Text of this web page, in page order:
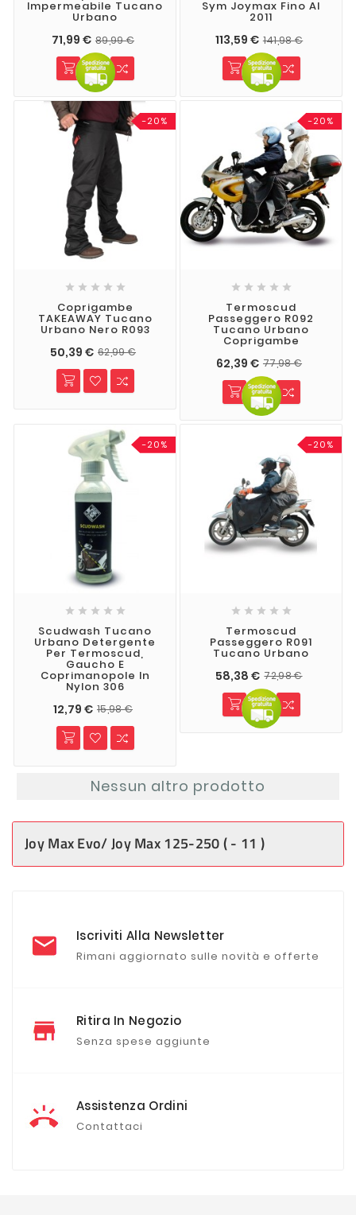
Impermeabile Tucano
Urbano
71,99 € 89,99 €
Sym Joymax Fino Al
2011
113,59 € 141,98 €
-20%
    
Coprigambe
TAKEAWAY Tucano
Urbano Nero R093
50,39 € 62,99 €
-20%
    
Termoscud
Passeggero R092
Tucano Urbano
Coprigambe
62,39 € 77,98 €
-20%
    
Scudwash Tucano
Urbano Detergente
Per Termoscud,
Gaucho E
Coprimanopole In
Nylon 306
12,79 € 15,98 €
-20%
    
Termoscud
Passeggero R091
Tucano Urbano
58,38 € 72,98 €
Nessun altro prodotto
Joy Max Evo/ Joy Max 125-250 ( - 11 )
Iscriviti Alla Newsletter
Rimani aggiornato sulle novità e offerte
Ritira In Negozio
Senza spese aggiunte
Assistenza Ordini
Contattaci